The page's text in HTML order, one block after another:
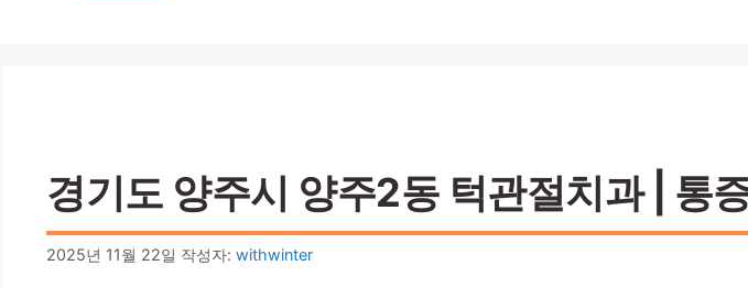
경기도 양주시 양주2동 턱관절치과 | 통
2025년 11월 22일 작성자: withwinter